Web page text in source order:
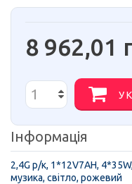
8 962,01
У
Інформація
2,4G р/к, 1*12V7AH,
музика, світло, рожевий